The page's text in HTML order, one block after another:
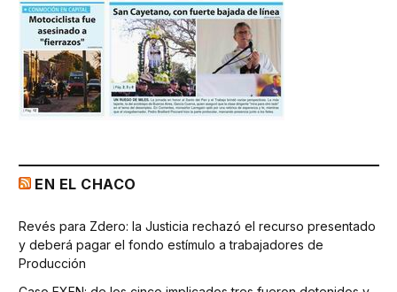
EN EL CHACO
Revés para Zdero: la Justicia rechazó el recurso presentado
y deberá pagar el fondo estímulo a trabajadores de
Producción